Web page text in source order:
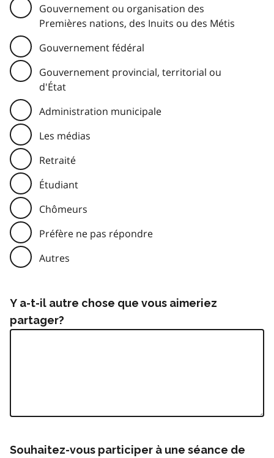
Gouvernement ou organisation des
Premières nations, des Inuits ou des Métis
Gouvernement fédéral
Gouvernement provincial, territorial ou
d'État
Administration municipale
Les médias
Retraité
Étudiant
Chômeurs
Préfère ne pas répondre
Autres
Y a-t-il autre chose que vous aimeriez
partager?
Souhaitez-vous participer à une séance de